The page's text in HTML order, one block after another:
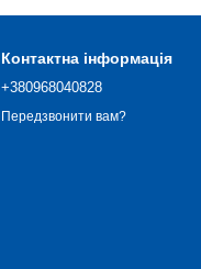
Контактна інформація
+380968040828
Передзвонити вам?